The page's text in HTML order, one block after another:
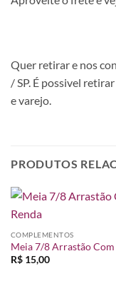
Quer retirar e nos
/ SP. É possivel
e varejo.
PRODUTOS
COMPLEMENTOS
Meia 7/8 Arrastão Com
R$15,00